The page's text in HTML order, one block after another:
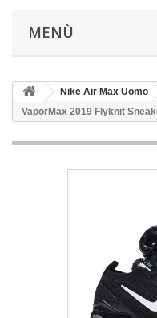
MENÙ
Nike Air Max Uomo
VaporMax 2019 Flyknit